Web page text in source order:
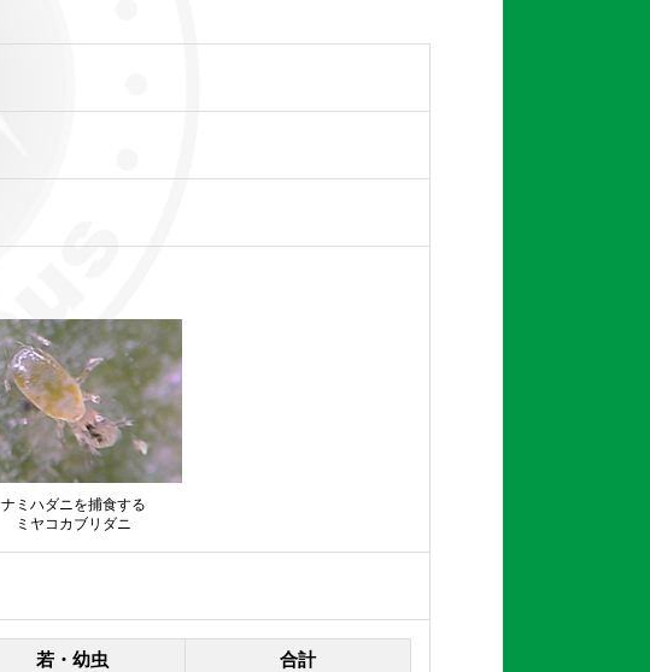
ナミハダニを捕食する
ミヤコカブリダニ
若・幼虫
合計